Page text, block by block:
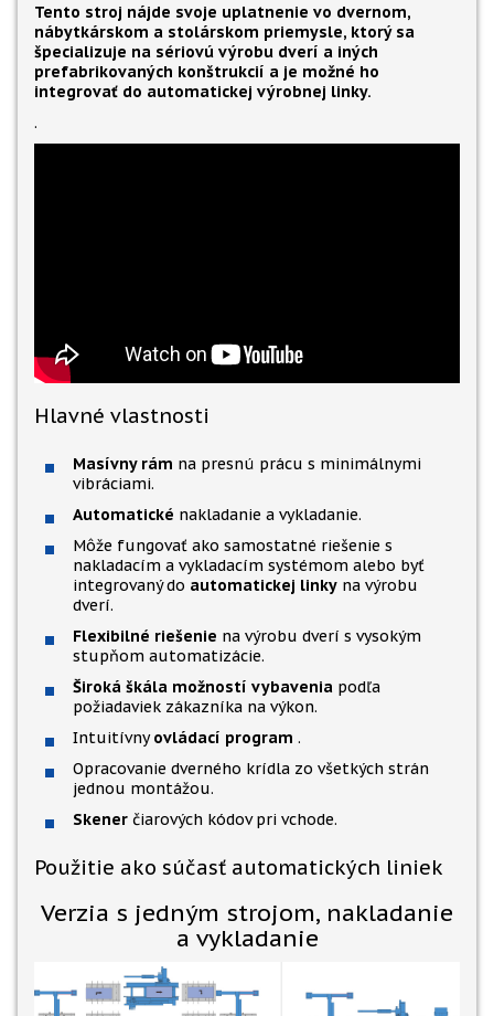
Tento stroj nájde svoje uplatnenie vo dvernom,
nábytkárskom a stolárskom priemysle, ktorý sa
špecializuje na sériovú výrobu dverí a iných
prefabrikovaných konštrukcií a je možné ho
integrovať do automatickej výrobnej linky.
.
Hlavné vlastnosti
Masívny rám na presnú prácu s minimálnymi
vibráciami.
Automatické nakladanie a vykladanie.
Môže fungovať ako samostatné riešenie s
nakladacím a vykladacím systémom alebo byť
integrovaný do automatickej linky na výrobu
dverí.
Flexibilné riešenie na výrobu dverí s vysokým
stupňom automatizácie.
Široká škála možností vybavenia podľa
požiadaviek zákazníka na výkon.
Intuitívnyovládací program .
Opracovanie dverného krídla zo všetkých strán
jednou montážou.
Skener čiarových kódov pri vchode.
Použitie ako súčasť automatických liniek
Verzia s jedným strojom, nakladanie
a vykladanie